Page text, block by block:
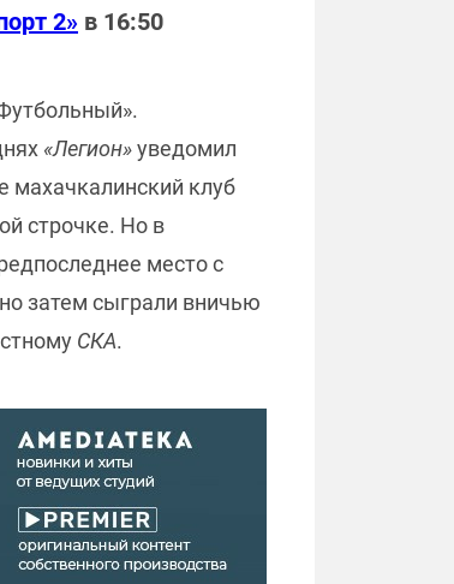
2» в 16:50
«Легион»уведомил
махачкалинский клуб
строчке. Но в
место с
затем сыграли вничью
СКА.